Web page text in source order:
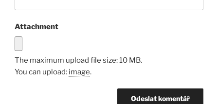
Attachment
The maximum upload file size: 10 MB.
You can upload: image.